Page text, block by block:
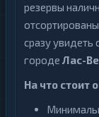
резервы
сразу
городе Лас-
На что стоит